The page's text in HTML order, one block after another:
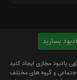
یادبود مجازی ایجاد کنید
و گروه های مختلف